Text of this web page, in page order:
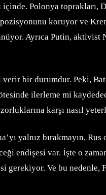
Polonya toprakları,
koruyor ve
Ayrıca Putin,
bir durumdur. Peki,
ilerleme mi
karşı nasıl
yalnız bırakmayın,
endişesi var. İşte o
Ve bu nedenle,